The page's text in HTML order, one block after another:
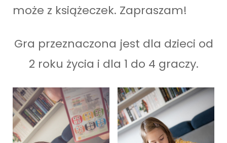
może z książeczek. Zapraszam!
Gra przeznaczona jest dla dzieci od
2 roku życia i dla 1 do 4 graczy.